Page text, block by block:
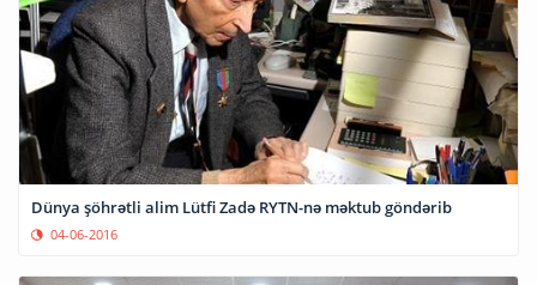
Dünya şöhrətli alim Lütfi Zadə RYTN-nə məktub göndərib
04-06-2016